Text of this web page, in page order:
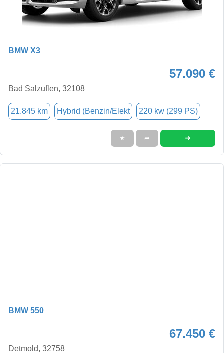
BMW X3
57.090 €
Bad Salzuflen, 32108
21.845 km Hybrid (Benzin/Elekt 220 kw (299 PS)
★ ➦ ➜
BMW 550
67.450 €
Detmold, 32758